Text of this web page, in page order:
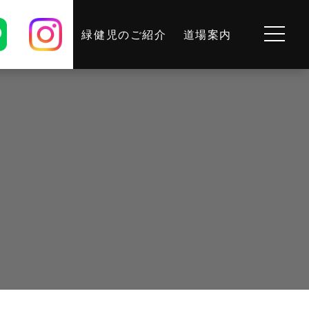
緑健児のご紹介 道場案内